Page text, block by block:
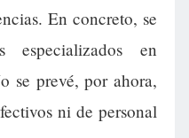
En concreto, se
especializados en
se prevé, por ahora,
ni de personal